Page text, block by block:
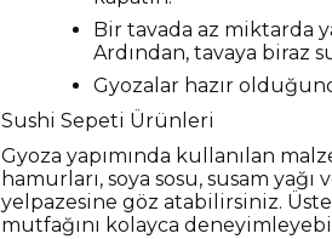
Bir tavada az miktarda
Ardından, tavaya biraz
Gyozalar hazır
Sushi Sepeti Ürünleri
Gyoza yapımında kullanılan
hamurları, soya sosu, susam
yelpazesine göz atabilirsiniz.
mutfağını kolayca